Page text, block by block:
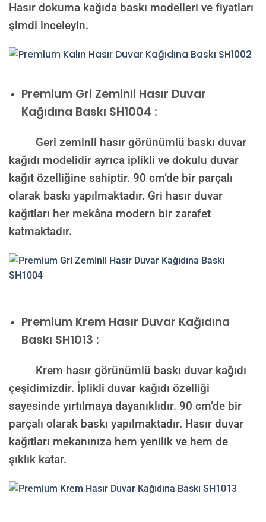
Hasır dokuma kağıda baskı modelleri ve fiyatları
şimdi inceleyin.
Premium Gri Zeminli Hasır Duvar
Kağıdına Baskı SH1004 :
Geri zeminli hasır görünümlü baskı duvar
kağıdı modelidir ayrıca iplikli ve dokulu duvar
kağıt özelliğine sahiptir. 90 cm’de bir parçalı
olarak baskı yapılmaktadır. Gri hasır duvar
kağıtları her mekâna modern bir zarafet
katmaktadır.
Premium Krem Hasır Duvar Kağıdına
Baskı SH1013 :
Krem hasır görünümlü baskı duvar kağıdı
çeşidimizdir. İplikli duvar kağıdı özelliği
sayesinde yırtılmaya dayanıklıdır. 90 cm’de bir
parçalı olarak baskı yapılmaktadır. Hasır duvar
kağıtları mekanınıza hem yenilik ve hem de
şıklık katar.